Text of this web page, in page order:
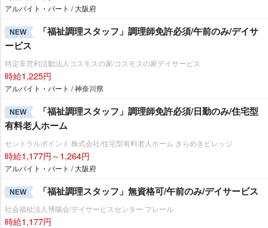
アルバイト・パート / 大阪府
NEW
「福祉調理スタッフ」調理師免許必須/午前のみ/デイサ
ービス
特定非営利活動法人コスモスの家/コスモスの家デイサービス
時給1,225円
アルバイト・パート / 神奈川県
NEW
「福祉調理スタッフ」調理師免許必須/日勤のみ/住宅型
有料老人ホーム
セントラルポイント 株式会社/住宅型有料老人ホーム きらめきビレッジ
時給1,177円～1,264円
アルバイト・パート / 大阪府
NEW 「福祉調理スタッフ」無資格可/午前のみ/デイサービス
社会福祉法人博陽会/デイサービスセンター フレール
時給1,177円